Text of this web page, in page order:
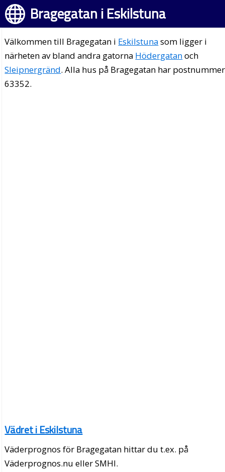
Bragegatan i Eskilstuna
Välkommen till Bragegatan i Eskilstunasom ligger i
närheten av bland andra gatorna Hödergatanoch
Sleipnergränd. Alla hus på Bragegatan har postnummer
63352.
Vädret i Eskilstuna
Väderprognos för Bragegatan hittar du t.ex. på
Väderprognos.nu eller SMHI.